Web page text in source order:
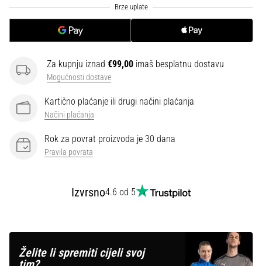
PUMA.
Budi
svake
gola…
Prikaži
članke
Za kupnju iznad €99,00 imaš besplatnu dostavu
Mogućnosti dostave
Kartično plaćanje ili drugi načini plaćanja
Načini plaćanja
Rok za povrat proizvoda je 30 dana
Pravila povrata
Izvrsno4.6 od 5
Želite li spremiti cijeli svoj